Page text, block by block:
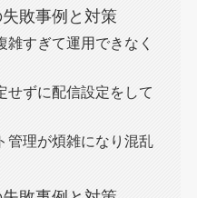
敗事例と対策
すぎて運用できなく
せずに配信設定をして
管理が煩雑になり混乱